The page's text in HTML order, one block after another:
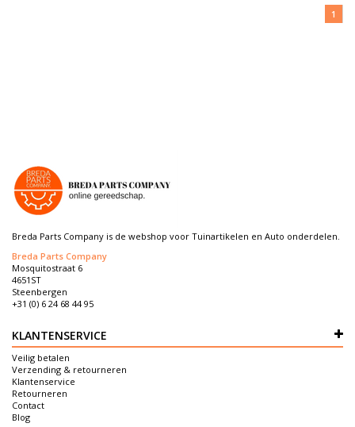
1
Breda Parts Company is de webshop voor Tuinartikelen en Auto onderdelen.
Breda Parts Company
Mosquitostraat 6
4651ST
Steenbergen
+31 (0) 6 24 68 44 95
KLANTENSERVICE
Veilig betalen
Verzending & retourneren
Klantenservice
Retourneren
Contact
Blog